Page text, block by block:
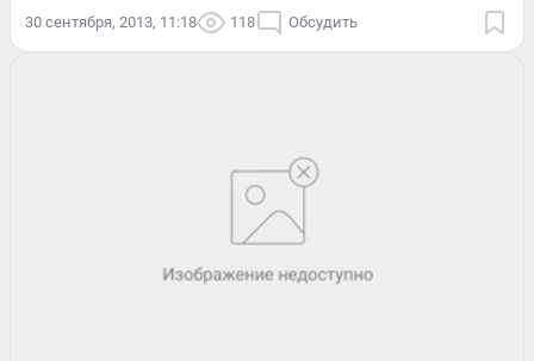
30 сентября, 2013, 11:18 118 Обсудить